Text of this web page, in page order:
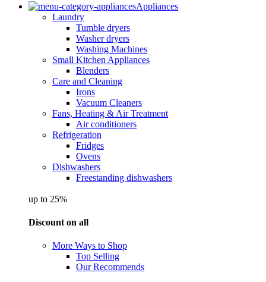
Appliances
Laundry
Tumble dryers
Washer dryers
Washing Machines
Small Kitchen Appliances
Blenders
Care and Cleaning
Irons
Vacuum Cleaners
Fans, Heating & Air Treatment
Air conditioners
Refrigeration
Fridges
Ovens
Dishwashers
Freestanding dishwashers
up to 25%
Discount on all
More Ways to Shop
Top Selling
Our Recommends